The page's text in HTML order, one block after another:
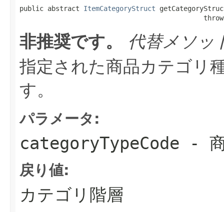
public abstract ItemCategoryStruct
非推奨です。
代替メソッ
指定された商品カテゴリ
す。
パラメータ:
categoryTypeCode - 商
戻り値:
カテゴリ階層